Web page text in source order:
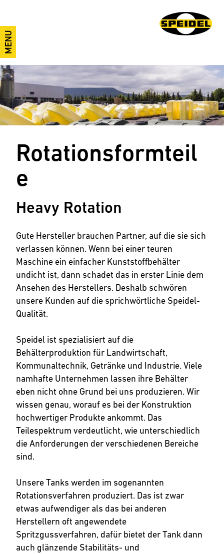
MENU
Rotationsformteil
e
Heavy Rotation
Gute Hersteller brauchen Partner, auf die sie sich
verlassen können. Wenn bei einer teuren
Maschine ein einfacher Kunststoffbehälter
undicht ist, dann schadet das in erster Linie dem
Ansehen des Herstellers. Deshalb schwören
unsere Kunden auf die sprichwörtliche Speidel-
Qualität.
Speidel ist spezialisiert auf die
Behälterproduktion für Landwirtschaft,
Kommunaltechnik, Getränke und Industrie. Viele
namhafte Unternehmen lassen ihre Behälter
eben nicht ohne Grund bei uns produzieren. Wir
wissen genau, worauf es bei der Konstruktion
hochwertiger Produkte ankommt. Das
Teilespektrum verdeutlicht, wie unterschiedlich
die Anforderungen der verschiedenen Bereiche
sind.
Unsere Tanks werden im sogenannten
Rotationsverfahren produziert. Das ist zwar
etwas aufwendiger als das bei anderen
Herstellern oft angewendete
Spritzgussverfahren, dafür bietet der Tank dann
auch glänzende Stabilitäts- und